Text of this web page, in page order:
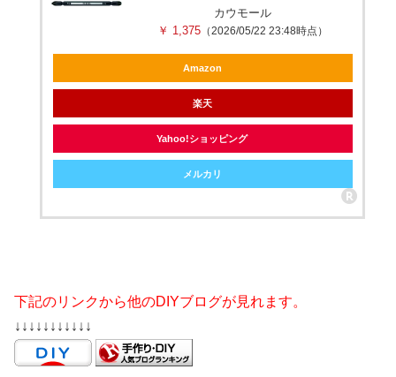
カウモール
￥ 1,375（2026/05/22 23:48時点）
Amazon
楽天
Yahoo!ショッピング
メルカリ
下記のリンクから他のDIYブログが見れます。
↓↓↓↓↓↓↓↓↓↓↓